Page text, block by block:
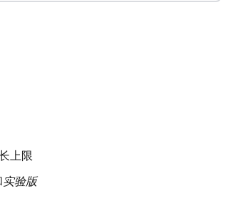
上限
实验版